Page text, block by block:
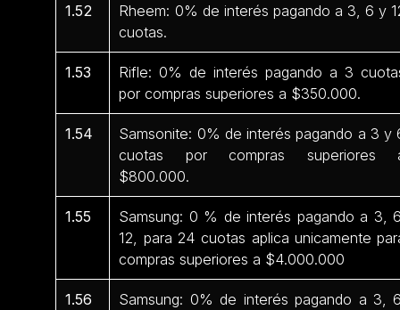
1.52
Rheem: 0% de interés pagando a 3, 6 y
cuotas.
1.53
Rifle: 0% de interés pagando a 3
por compras superiores a $350.000.
1.54
Samsonite: 0% de interés pagando a 3 y
cuotas por compras superiores
$800.000.
1.55
Samsung: 0 % de interés pagando a 3,
12, para 24 cuotas aplica unicamente
compras superiores a $4.000.000
1.56
Samsung: 0% de interés pagando a 3,